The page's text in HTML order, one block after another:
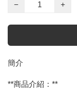
−
+
簡介
**商品介紹：**